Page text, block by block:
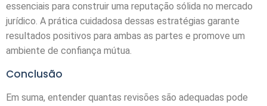
essenciais para construir uma reputação sólida no mercado
jurídico. A prática cuidadosa dessas estratégias garante
resultados positivos para ambas as partes e promove um
ambiente de confiança mútua.
Conclusão
Em suma, entender quantas revisões são adequadas pode